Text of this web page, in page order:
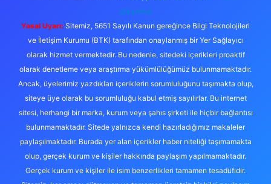
@karabul
Yasal Uyarı: Sitemiz, 5651 Sayılı Kanun gereğince Bilgi Teknolojileri
ve İletişim Kurumu (BTK) tarafından onaylanmış bir Yer Sağlayıcı
olarak hizmet vermektedir. Bu nedenle, sitedeki içerikleri proaktif
olarak denetleme veya araştırma yükümlülüğümüz bulunmamaktadır.
Ancak, üyelerimiz yazdıkları içeriklerin sorumluluğunu taşımakta olup,
siteye üye olarak bu sorumluluğu kabul etmiş sayılırlar. Bu internet
sitesi, herhangi bir marka, kurum veya şahıs şirketi ile hiçbir bağlantısı
bulunmamaktadır. Sitede yalnızca kendi hazırladığımız makaleler
paylaşılmaktadır. Burada yer alan içerikler haber niteliği taşımamakta
olup, gerçek kurum ve kişiler hakkında paylaşım yapılmamaktadır.
Gerçek kurum ve kişiler ile isim benzerlikleri tamamen tesadüfidir.